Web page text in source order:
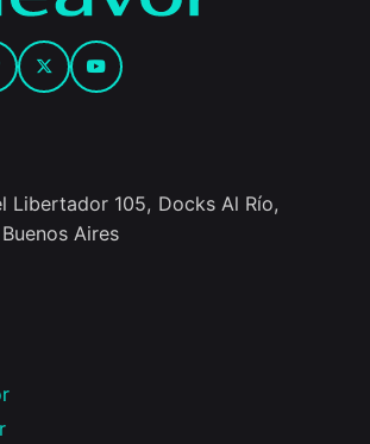
Libertador 105, Docks Al Río,
Aires